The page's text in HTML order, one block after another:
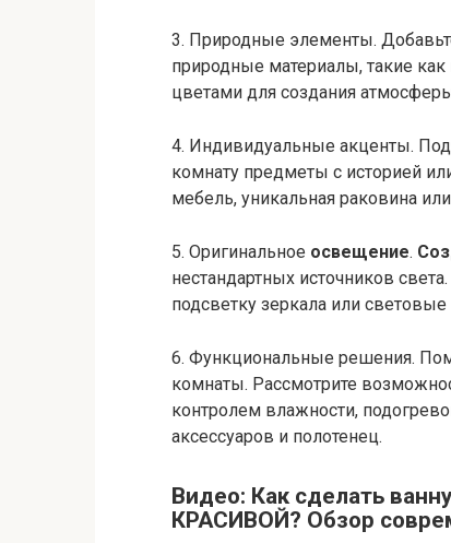
3. Природные элементы.
природные материалы, такие
цветами для создания
4. Индивидуальные акценты.
комнату предметы с историей
мебель, уникальная раковина
5. Оригинальное освещение.
нестандартных источников
подсветку зеркала или
6. Функциональные решения.
комнаты. Рассмотрите
контролем влажности,
аксессуаров и полотенец.
Видео: Как сделать
КРАСИВОЙ? Обзор